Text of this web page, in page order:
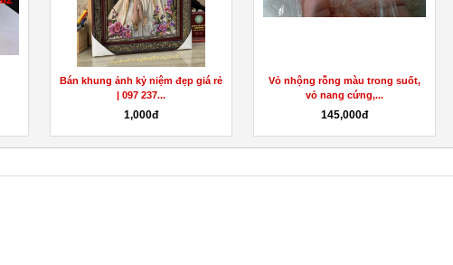
Bán khung ảnh kỷ niệm đẹp giá rẻ
| 097 237...
1,000đ
Vỏ nhộng rỗng màu trong suốt,
vỏ nang cứng,...
145,000đ